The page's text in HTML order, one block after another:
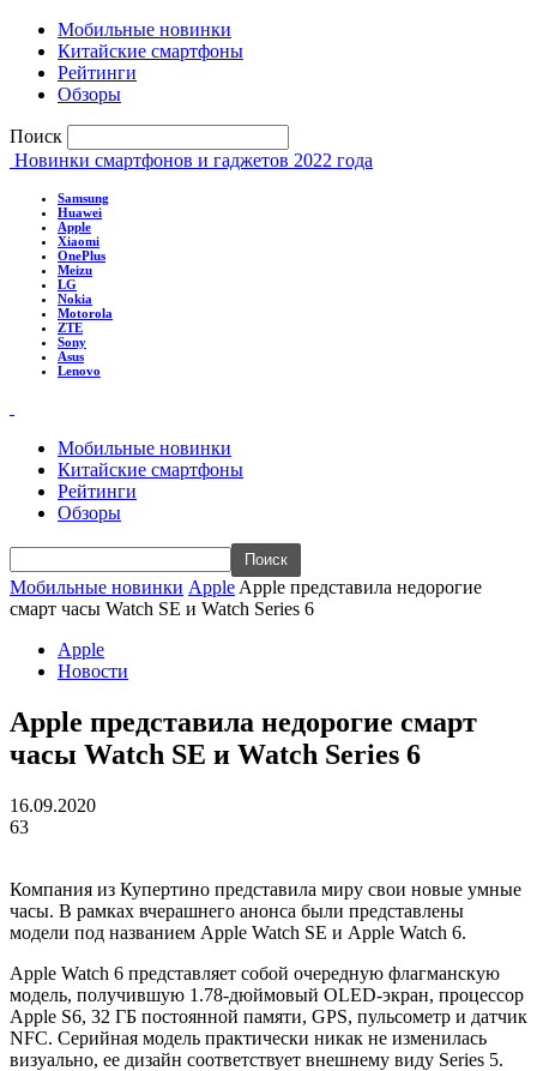
Мобильные новинки
Китайские смартфоны
Рейтинги
Обзоры
Поиск
Новинки смартфонов и гаджетов 2022 года
Samsung
Huawei
Apple
Xiaomi
OnePlus
Meizu
LG
Nokia
Motorola
ZTE
Sony
Asus
Lenovo
Мобильные новинки
Китайские смартфоны
Рейтинги
Обзоры
Мобильные новинки Apple Apple представила недорогие
смарт часы Watch SE и Watch Series 6
Apple
Новости
Apple представила недорогие смарт
часы Watch SE и Watch Series 6
16.09.2020
63
Компания из Купертино представила миру свои новые умные
часы. В рамках вчерашнего анонса были представлены
модели под названием Apple Watch SE и Apple Watch 6.
Apple Watch 6 представляет собой очередную флагманскую
модель, получившую 1.78-дюймовый OLED-экран, процессор
Apple S6, 32 ГБ постоянной памяти, GPS, пульсометр и датчик
NFC. Серийная модель практически никак не изменилась
визуально, ее дизайн соответствует внешнему виду Series 5.